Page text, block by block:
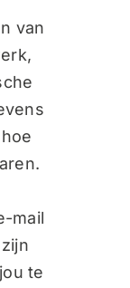
van
mail
te